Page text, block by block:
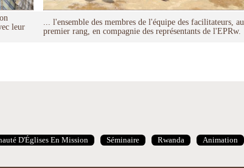
leur
... l'ensemble des membres de l'équipe des facilitateurs, au
premier rang, en compagnie des représentants de l'EPRw.
D'Églises En Mission Séminaire Rwanda Animation